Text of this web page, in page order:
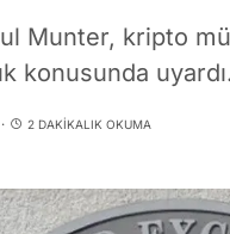
Munter, kripto
konusunda uyardı.
2 DAKIKALIK OKUMA